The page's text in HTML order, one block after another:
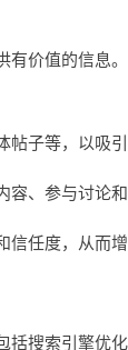
价值的信息
子等，以吸
、参与讨论
任度，从而增
搜索引擎优